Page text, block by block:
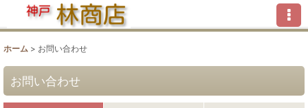
ホーム > お問い合わせ
お問い合わせ